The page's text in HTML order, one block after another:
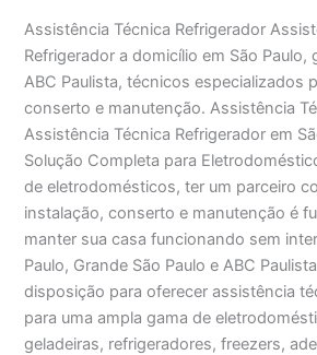
Assistência Técnica Refrigerador
Refrigerador a domicílio em São Paulo,
ABC Paulista, técnicos especializados
conserto e manutenção. Assistência
Assistência Técnica Refrigerador em
Solução Completa para
de eletrodomésticos, ter um parceiro
instalação, conserto e manutenção é
manter sua casa funcionando sem
Paulo, Grande São Paulo e ABC
disposição para oferecer assistência
para uma ampla gama de
geladeiras, refrigeradores, freezers,